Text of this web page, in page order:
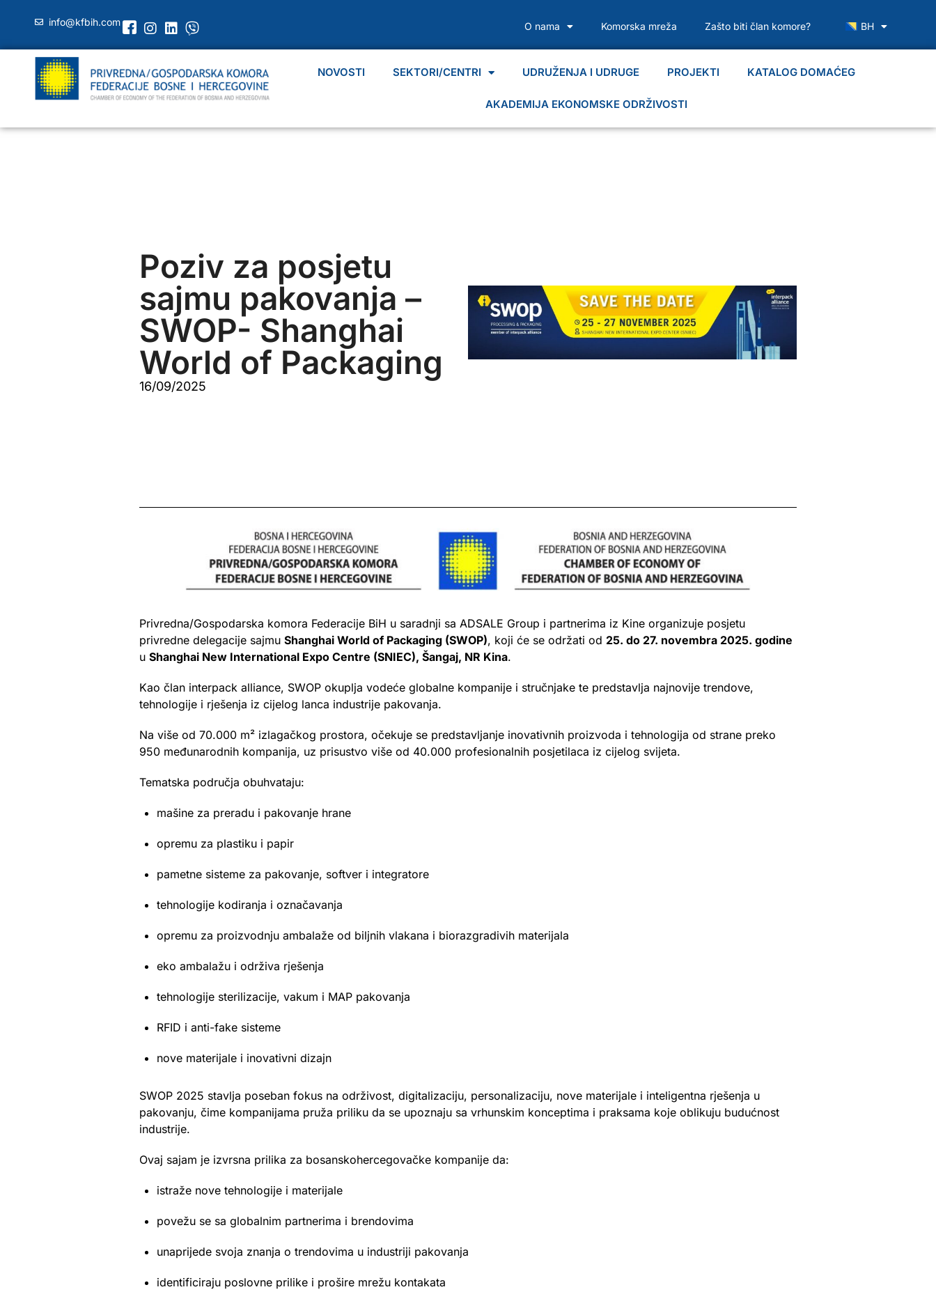
info@kfbih.com O nama Komorska mreža Zašto biti član komore? BH
NOVOSTI SEKTORI/CENTRI UDRUŽENJA I UDRUGE PROJEKTI KATALOG DOMAĆEG
AKADEMIJA EKONOMSKE ODRŽIVOSTI
Poziv za posjetu
sajmu pakovanja –
SWOP- Shanghai
World of Packaging
16/09/2025
Privredna/Gospodarska komora Federacije BiH u saradnji sa ADSALE Group i partnerima iz Kine organizuje posjetu
privredne delegacije sajmu Shanghai World of Packaging (SWOP), koji će se održati od 25. do 27. novembra 2025. godine
u Shanghai New International Expo Centre (SNIEC), Šangaj, NR Kina.
Kao član interpack alliance, SWOP okuplja vodeće globalne kompanije i stručnjake te predstavlja najnovije trendove,
tehnologije i rješenja iz cijelog lanca industrije pakovanja.
Na više od 70.000 m² izlagačkog prostora, očekuje se predstavljanje inovativnih proizvoda i tehnologija od strane preko
950 međunarodnih kompanija, uz prisustvo više od 40.000 profesionalnih posjetilaca iz cijelog svijeta.
Tematska područja obuhvataju:
mašine za preradu i pakovanje hrane
opremu za plastiku i papir
pametne sisteme za pakovanje, softver i integratore
tehnologije kodiranja i označavanja
opremu za proizvodnju ambalaže od biljnih vlakana i biorazgradivih materijala
eko ambalažu i održiva rješenja
tehnologije sterilizacije, vakum i MAP pakovanja
RFID i anti-fake sisteme
nove materijale i inovativni dizajn
SWOP 2025 stavlja poseban fokus na održivost, digitalizaciju, personalizaciju, nove materijale i inteligentna rješenja u
pakovanju, čime kompanijama pruža priliku da se upoznaju sa vrhunskim konceptima i praksama koje oblikuju budućnost
industrije.
Ovaj sajam je izvrsna prilika za bosanskohercegovačke kompanije da:
istraže nove tehnologije i materijale
povežu se sa globalnim partnerima i brendovima
unaprijede svoja znanja o trendovima u industriji pakovanja
identificiraju poslovne prilike i prošire mrežu kontakata